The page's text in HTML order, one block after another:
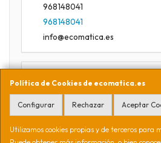
Política de Cookies de ecomatica.es
Configurar Rechazar Aceptar
Utilizamos cookies propias y de terceros para
968148041
968148041
info@ecomatica.es
Horario
09:30-13:30